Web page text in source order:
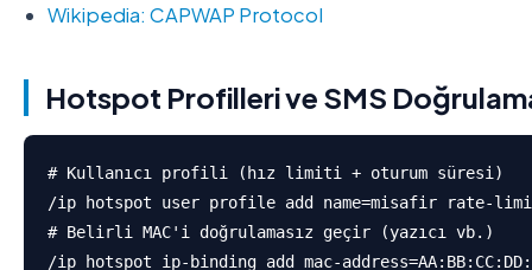
Wikipedia: CAPWAP Protocol
Hotspot Profilleri ve SMS
# Kullanıcı profili (hız limiti + oturum süresi)
/ip hotspot user profile add name=misafir rate-
# Belirli MAC'i doğrulamasız geçir (yazıcı vb.)
/ip hotspot ip-binding add mac-